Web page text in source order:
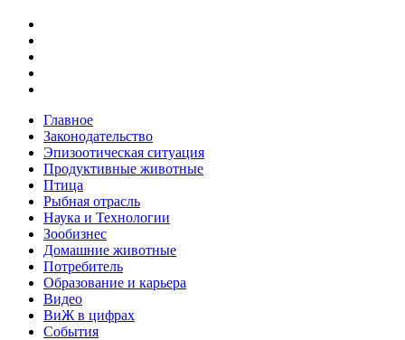
Главное
Законодательство
Эпизоотическая ситуация
Продуктивные животные
Птица
Рыбная отрасль
Наука и Технологии
Зообизнес
Домашние животные
Потребитель
Образование и карьера
Видео
ВиЖ в цифрах
События